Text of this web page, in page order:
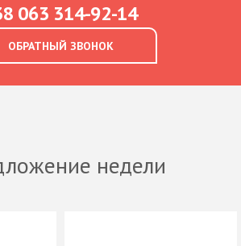
063 314-92-14
ОБРАТНЫЙ ЗВОНОК
недели